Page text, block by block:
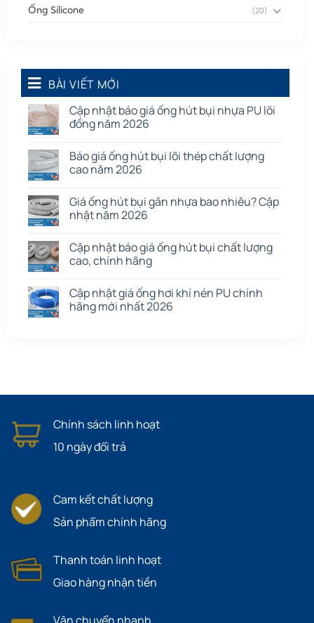
Ống Silicone (20)
Quạt dân dụng
Tấm cao su (7)
BÀI VIẾT MỚI
Cập nhật báo giá ống hút bụi nhựa PU lõi
đồng năm 2026
Báo giá ống hút bụi lõi thép chất lượng
cao năm 2026
Giá ống hút bụi gân nhựa bao nhiêu? Cập
nhật năm 2026
Cập nhật báo giá ống hút bụi chất lượng
cao, chính hãng
Cập nhật giá ống hơi khí nén PU chính
hãng mới nhất 2026
Chính sách linh hoạt
10 ngày đổi trả
Cam kết chất lượng
Sản phẩm chính hãng
Thanh toán linh hoạt
Giao hàng nhận tiền